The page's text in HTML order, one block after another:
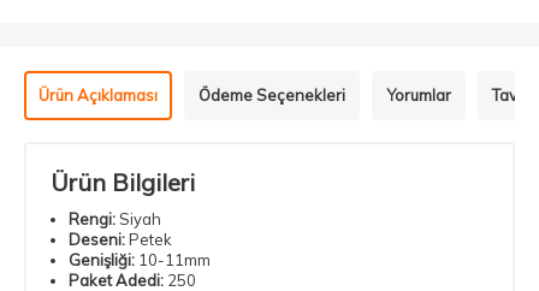
Ürün Açıklaması Ödeme Seçenekleri Yorumlar
Ürün Bilgileri
Rengi: Siyah
Deseni:Petek
Genişliği: 10-11mm
Paket Adedi: 250